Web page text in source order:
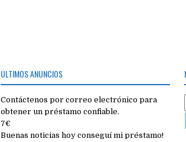
ÚLTIMOS ANUNCIOS
Contáctenos por correo electrónico para
obtener un préstamo confiable.
7€
Buenas noticias hoy conseguí mi préstamo!